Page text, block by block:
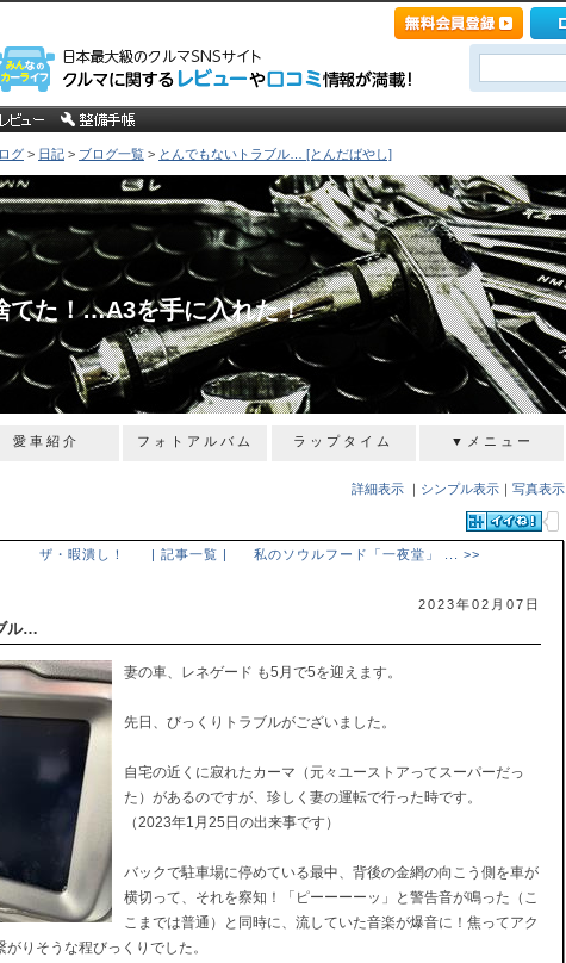
グ > 日記 > ブログ一覧 > とんでもないトラブル… [とんだばやし]
てた！…A3を手に入れた！
愛車紹介 フォトアルバム ラップタイム ▼メニュー
詳細表示 ｜ シンプル表示 ｜ 写真表示
暇潰し！ | 記事一覧 | 私のソウルフード「一夜堂」 ... >>
2023年02月07日
ル…
妻の車、レネゲード も5月で5を迎えます。
先日、びっくりトラブルがございました。
自宅の近くに寂れたカーマ（元々ユーストアってスーパーだっ
た）があるのですが、珍しく妻の運転で行った時です。
（2023年1月25日の出来事です）
バックで駐車場に停めている最中、背後の金網の向こう側を車が
横切って、それを察知！「ピーーーーッ」と警告音が鳴った（こ
こまでは普通）と同時に、流していた音楽が爆音に！焦ってアク
りそうな程びっくりでした。